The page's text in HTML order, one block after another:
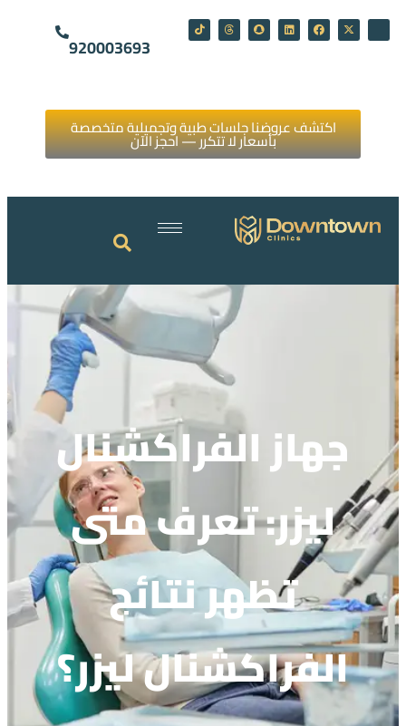
920003693
اكتشف عروضنا جلسات طبية وتجميلية متخصصة
بأسعار لا تتكرر — احجز الآن
جهاز الفراكشنال
ليزر: تعرف متى
تظهر نتائج
الفراكشنال ليزر؟